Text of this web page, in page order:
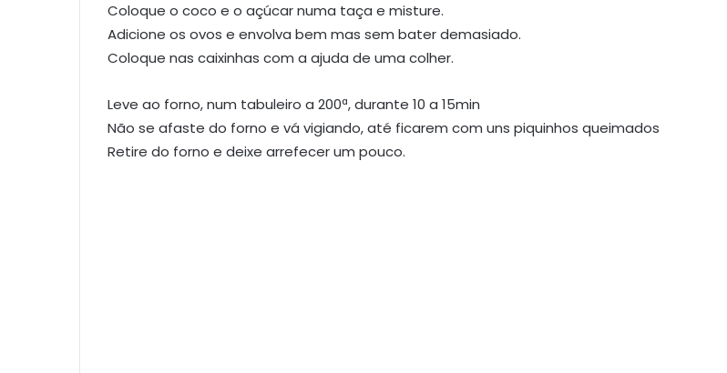
Coloque o coco e o açúcar numa taça e misture.
Adicione os ovos e envolva bem mas sem bater demasiado.
Coloque nas caixinhas com a ajuda de uma colher.
Leve ao forno, num tabuleiro a 200ª, durante 10 a 15min
Não se afaste do forno e vá vigiando, até ficarem com uns piquinhos queimados
Retire do forno e deixe arrefecer um pouco.